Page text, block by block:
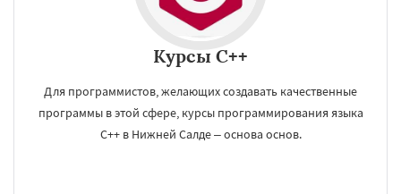
Курсы C++
Для программистов, желающих создавать качественные
программы в этой сфере, курсы программирования языка
C++ в Нижней Салде – основа основ.